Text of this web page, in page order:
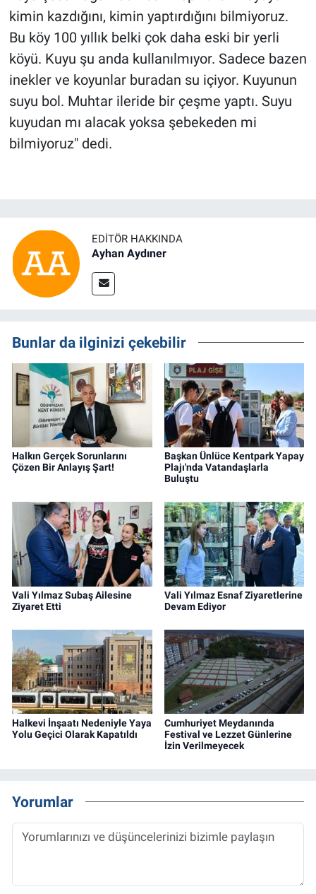
kimin kazdığını, kimin yaptırdığını bilmiyoruz.
Bu köy 100 yıllık belki çok daha eski bir yerli
köyü. Kuyu şu anda kullanılmıyor. Sadece bazen
inekler ve koyunlar buradan su içiyor. Kuyunun
suyu bol. Muhtar ileride bir çeşme yaptı. Suyu
kuyudan mı alacak yoksa şebekeden mi
bilmiyoruz" dedi.
EDITÖR HAKKINDA
Ayhan Aydıner
Bunlar da ilginizi çekebilir
Halkın Gerçek Sorunlarını
Çözen Bir Anlayış Şart!
Başkan Ünlüce Kentpark Yapay
Plajı'nda Vatandaşlarla
Buluştu
Vali Yılmaz Subaş Ailesine
Ziyaret Etti
Vali Yılmaz Esnaf Ziyaretlerine
Devam Ediyor
Halkevi İnşaatı Nedeniyle Yaya
Yolu Geçici Olarak Kapatıldı
Cumhuriyet Meydanında
Festival ve Lezzet Günlerine
İzin Verilmeyecek
Yorumlar